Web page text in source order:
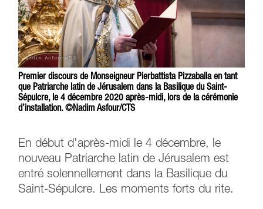
Premier discours de Monseigneur Pierbattista Pizzaballa en tant
que Patriarche latin de Jérusalem dans la Basilique du Saint-
Sépulcre, le 4 décembre 2020 après-midi, lors de la cérémonie
d’installation. ©Nadim Asfour/CTS
En début d'après-midi le 4 décembre, le
nouveau Patriarche latin de Jérusalem est
entré solennellement dans la Basilique du
Saint-Sépulcre. Les moments forts du rite.